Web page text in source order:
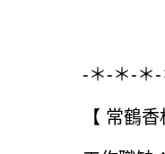
-＊-＊-＊
【 常鶴